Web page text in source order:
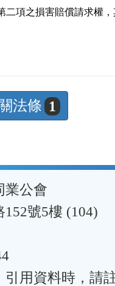
二項之損害賠償請求權
法條 1
業公會
號5樓 (104)
用資料時，請